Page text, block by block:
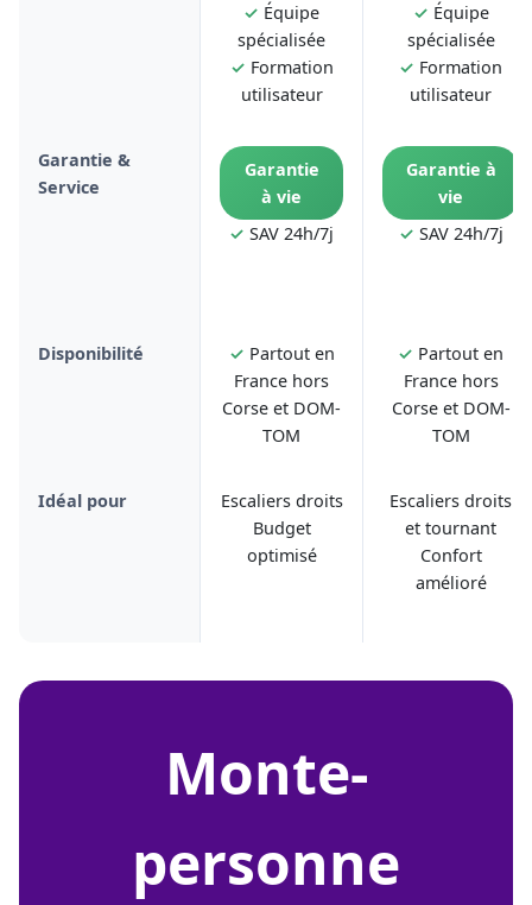
✓ Équipe
spécialisée
✓ Formation
utilisateur
✓ Équipe
spécialisée
✓ Formation
utilisateur
Garantie &
Service
Garantie
à vie
✓ SAV 24h/7j
Garantie à
vie
✓ SAV 24h/7j
Disponibilité ✓ Partout en
France hors
Corse et DOM-
TOM
✓ Partout en
France hors
Corse et DOM-
TOM
Idéal pour
Escaliers droits
Budget
optimisé
Escaliers droits
et tournant
Confort
amélioré
monte-
personne